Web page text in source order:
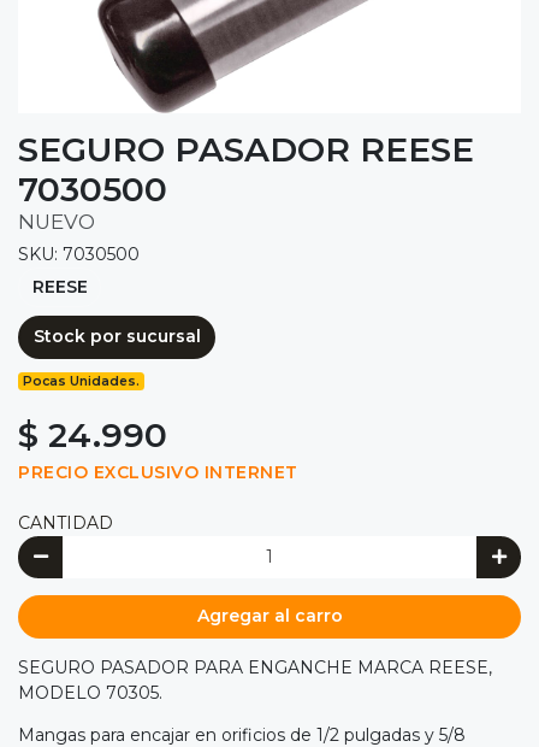
SEGURO PASADOR REESE
7030500
NUEVO
SKU: 7030500
REESE
Stock por sucursal
Pocas Unidades.
$ 24.990
PRECIO EXCLUSIVO INTERNET
CANTIDAD
Agregar al carro
SEGURO PASADOR PARA ENGANCHE MARCA REESE,
MODELO 70305.
Mangas para encajar en orificios de 1/2 pulgadas y 5/8